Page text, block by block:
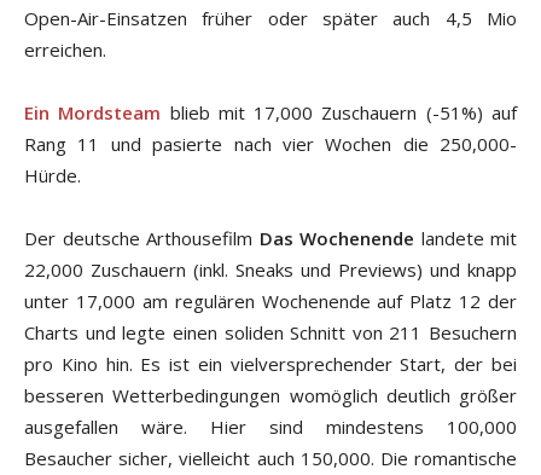
Open-Air-Einsatzen früher oder später auch 4,5 Mio
erreichen.
Ein Mordsteam blieb mit 17,000 Zuschauern (-51%) auf
Rang 11 und pasierte nach vier Wochen die 250,000-
Hürde.
Der deutsche Arthousefilm Das Wochenende landete mit
22,000 Zuschauern (inkl. Sneaks und Previews) und knapp
unter 17,000 am regulären Wochenende auf Platz 12 der
Charts und legte einen soliden Schnitt von 211 Besuchern
pro Kino hin. Es ist ein vielversprechender Start, der bei
besseren Wetterbedingungen womöglich deutlich größer
ausgefallen wäre. Hier sind mindestens 100,000
Besaucher sicher, vielleicht auch 150,000. Die romantische